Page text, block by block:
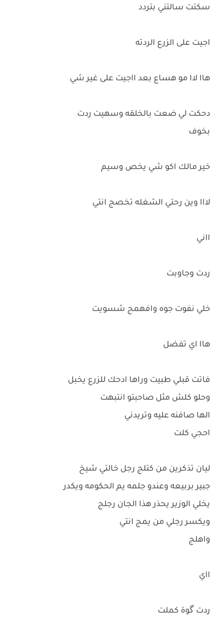
سكتت سالتني بتردد
اجيت على الزرع الردته
هاا لاا مو هساع بعد ااجيت على غير شي
دحكت لي ضعت بالخلقه وسهيت ردت
بخوف
خير مالك اكو شي يخص وسيم
لااا وين رحتي الشغله تخصج انتي
ااني
ردت وجاوبت
خلي نفوت جوه وافهمج شسويت
هاا اي تفضل
فاتت قبلي طبيت وراها ادحك للزرع يخبل
وحلو كلش مثل صاحبتو انتبهت
الها صافنه عليه وتريدني
احجي كلت
ليان تذكرين من كتلج رجل خالتي شيخ
جبير بربيعه وعندو جلمه يم الحكومه ويكدر
يخلي الوزير يحذر هذا الجان رجلج
ويكسر رجلي من يمج انتي
واهلج
ااي
ردت گوة كملت